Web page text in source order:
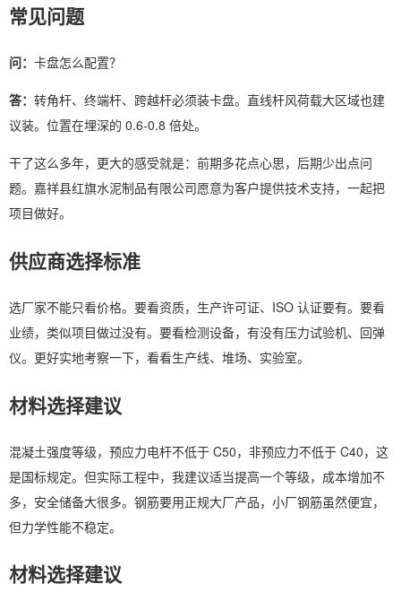
常见问题
问： 卡盘怎么配置？
答： 转角杆、终端杆、跨越杆必须装卡盘。直线杆风荷载大区域也建
议装。位置在埋深的 0.6-0.8 倍处。
干了这么多年，更大的感受就是：前期多花点心思，后期少出点问
题。嘉祥县红旗水泥制品有限公司愿意为客户提供技术支持，一起把
项目做好。
供应商选择标准
选厂家不能只看价格。要看资质，生产许可证、ISO 认证要有。要看
业绩，类似项目做过没有。要看检测设备，有没有压力试验机、回弹
仪。更好实地考察一下，看看生产线、堆场、实验室。
材料选择建议
混凝土强度等级，预应力电杆不低于 C50，非预应力不低于 C40，这
是国标规定。但实际工程中，我建议适当提高一个等级，成本增加不
多，安全储备大很多。钢筋要用正规大厂产品，小厂钢筋虽然便宜，
但力学性能不稳定。
材料选择建议